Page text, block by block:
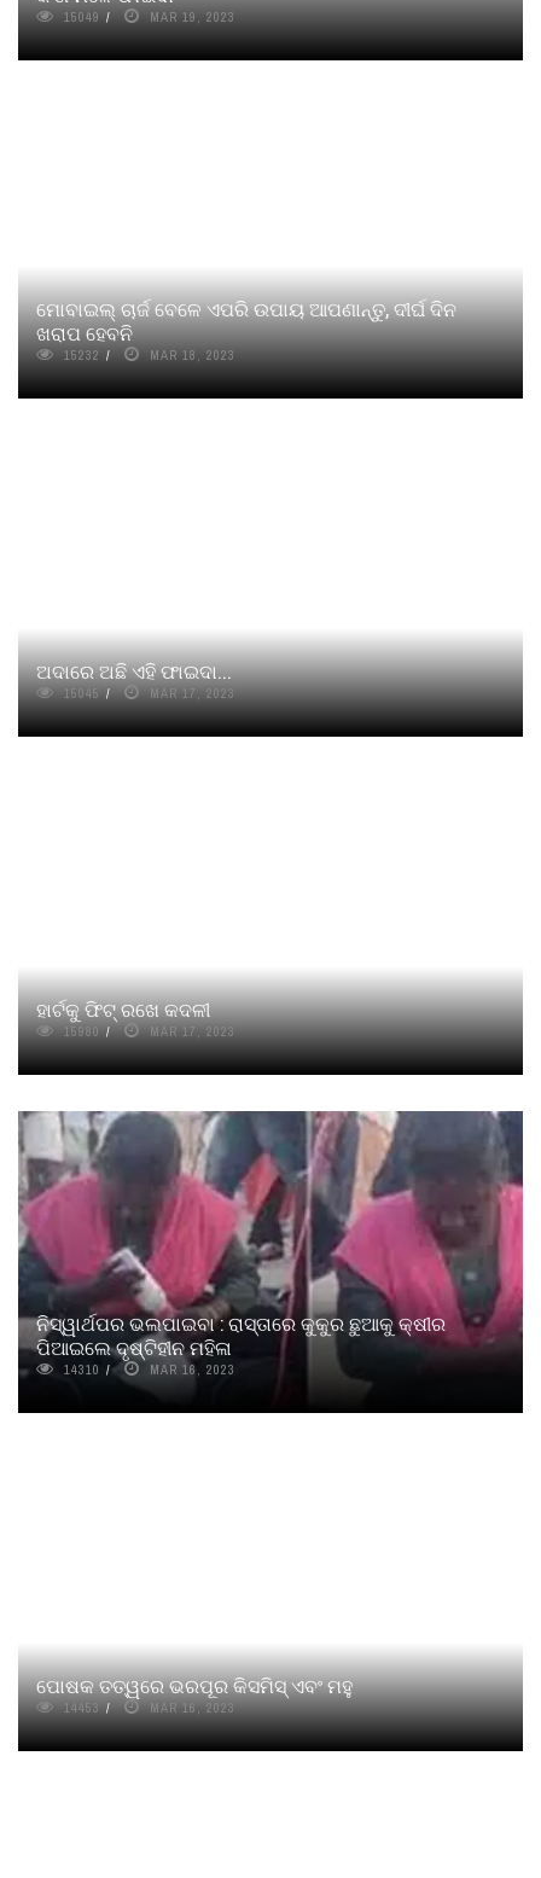
15049 MAR 19, 2023
ମୋବାଇଲ୍ ଚାର୍ଜ ବେଳେ ଏପରି ଉପାୟ ଆପଣାନ୍ତୁ, ଦୀର୍ଘ ଦିନ
ଖରାପ ହେବନି
15232 MAR 18, 2023
ଅଦାରେ ଅଛି ଏହି ଫାଇଦା...
15045 MAR 17, 2023
ହାର୍ଟକୁ ଫିଟ୍ ରଖେ କଦଳୀ
15980 MAR 17, 2023
ନିସ୍ୱାର୍ଥପର ଭଲପାଇବା : ରାସ୍ତାରେ କୁକୁର ଛୁଆକୁ କ୍ଷୀର
ପିଆଇଲେ ଦୃଷ୍ଟିହୀନ ମହିଳା
14310 MAR 16, 2023
ପୋଷକ ତତ୍ୱରେ ଭରପୂର କିସମିସ୍ ଏବଂ ମହୁ
14453 MAR 16, 2023